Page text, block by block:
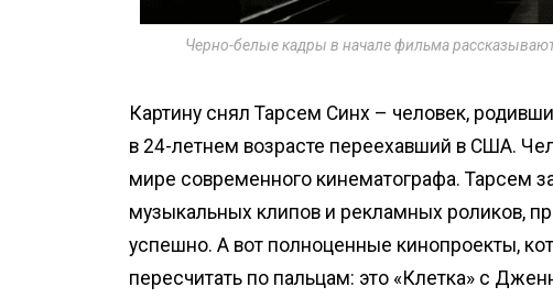
Черно-белые кадры в начале фильма
Картину снял Тарсем Синх – человек,
в 24-летнем возрасте переехавший в США.
мире современного кинематографа. Тарсем
музыкальных клипов и рекламных роликов,
успешно. А вот полноценные кинопроекты,
пересчитать по пальцам: это «Клетка» с